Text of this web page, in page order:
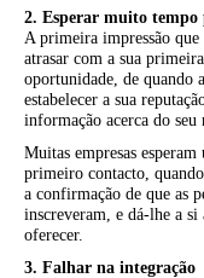
2. Esperar muito
A primeira impressão
atrasar com a sua
oportunidade, de quando
estabelecer a sua
informação acerca do seu
Muitas empresas
primeiro contacto,
a confirmação de que as
inscreveram, e dá-lhe a
oferecer.
3. Falhar na integração